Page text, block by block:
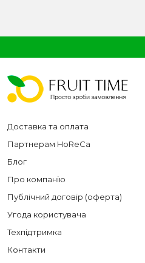
Доставка та оплата
Партнерам HoReCa
Блог
Про компанію
Публічний договір (оферта)
Угода користувача
Техпідтримка
Контакти